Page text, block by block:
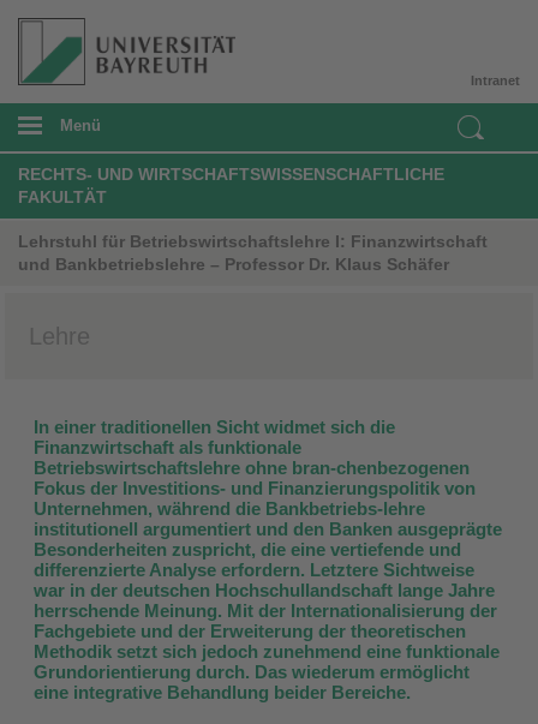
Intranet
Menü
RECHTS- UND WIRTSCHAFTSWISSENSCHAFTLICHE
FAKULTÄT
Lehrstuhl für Betriebswirtschaftslehre I: Finanzwirtschaft
und Bankbetriebslehre – Professor Dr. Klaus Schäfer
Lehre
In einer traditionellen Sicht widmet sich die
Finanzwirtschaft als funktionale
Betriebswirtschaftslehre ohne bran-chenbezogenen
Fokus der Investitions- und Finanzierungspolitik von
Unternehmen, während die Bankbetriebs-lehre
institutionell argumentiert und den Banken ausgeprägte
Besonderheiten zuspricht, die eine vertiefende und
differenzierte Analyse erfordern. Letztere Sichtweise
war in der deutschen Hochschullandschaft lange Jahre
herrschende Meinung. Mit der Internationalisierung der
Fachgebiete und der Erweiterung der theoretischen
Methodik setzt sich jedoch zunehmend eine funktionale
Grundorientierung durch. Das wiederum ermöglicht
eine integrative Behandlung beider Bereiche.